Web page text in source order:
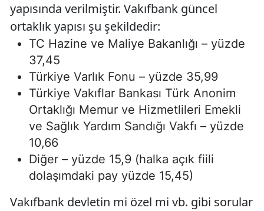
yapısında verilmiştir. Vakıfbank güncel
ortaklık yapısı şu şekildedir:
TC Hazine ve Maliye Bakanlığı – yüzde
37,45
Türkiye Varlık Fonu – yüzde 35,99
Türkiye Vakıflar Bankası Türk Anonim
Ortaklığı Memur ve Hizmetlileri Emekli
ve Sağlık Yardım Sandığı Vakfı – yüzde
10,66
Diğer – yüzde 15,9 (halka açık fiili
dolaşımdaki pay yüzde 15,45)
Vakıfbank devletin mi özel mi vb. gibi sorular